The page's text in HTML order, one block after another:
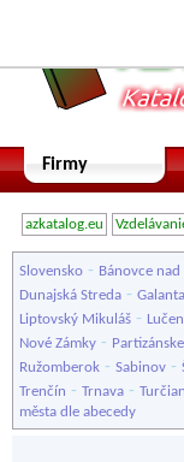
Firmy
azkatalog.eu
Slovensko - Bánovce
Dunajská Streda - Galanta
Liptovský Mikuláš -
Nové Zámky - Partizánske
Ružomberok - Sabinov -
Trenčín - Trnava -
města dle abecedy